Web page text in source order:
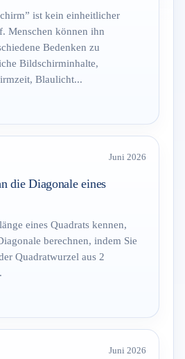
ist kein einheitlicher
Menschen können ihn
Bedenken zu
Bildschirminhalte,
Blaulicht...
Juni 2026
die Diagonale eines
eines Quadrats kennen,
berechnen, indem Sie
Quadratwurzel aus 2
Juni 2026